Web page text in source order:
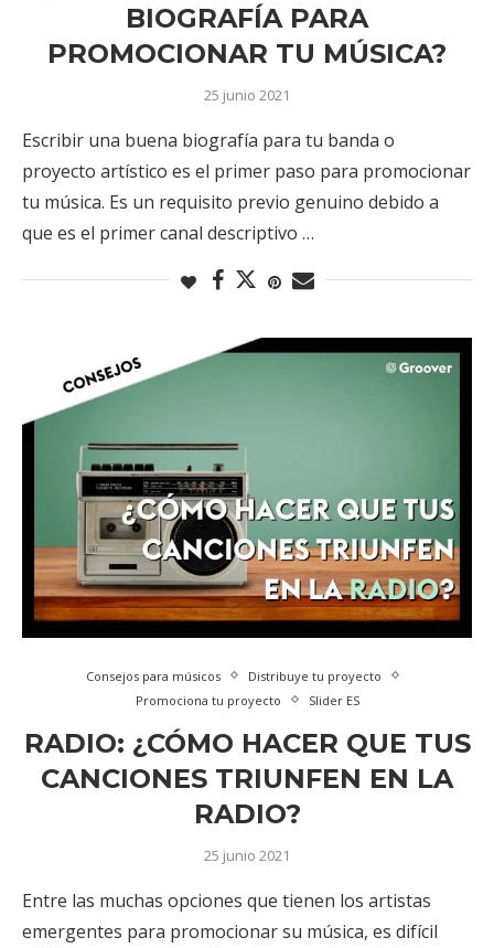
BIOGRAFÍA PARA
PROMOCIONAR TU MÚSICA?
25 junio 2021
Escribir una buena biografía para tu banda o
proyecto artístico es el primer paso para promocionar
tu música. Es un requisito previo genuino debido a
que es el primer canal descriptivo …
Consejos para músicos
Distribuye tu proyecto
Promociona tu proyecto
Slider ES
RADIO: ¿CÓMO HACER QUE TUS
CANCIONES TRIUNFEN EN LA
RADIO?
25 junio 2021
Entre las muchas opciones que tienen los artistas
emergentes para promocionar su música, es difícil